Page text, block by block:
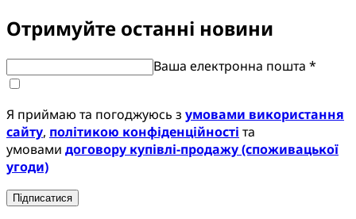
Отримуйте останні новини
Ваша електронна пошта *
Я приймаю та погоджуюсь з умовами використання
сайту, політикою конфіденційності та
умовами договору купівлі-продажу (споживацької
угоди)
Підписатися